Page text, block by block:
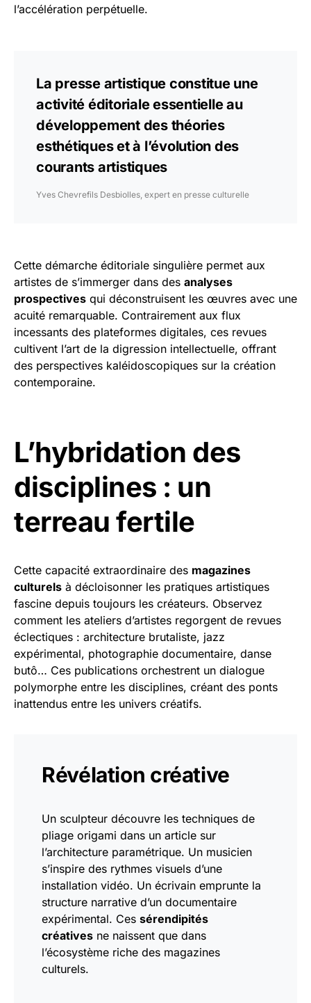
l’accélération perpétuelle.
La presse artistique constitue une
activité éditoriale essentielle au
développement des théories
esthétiques et à l’évolution des
courants artistiques
Yves Chevrefils Desbiolles, expert en presse culturelle
Cette démarche éditoriale singulière permet aux
artistes de s’immerger dans des analyses
prospectives qui déconstruisent les œuvres avec une
acuité remarquable. Contrairement aux flux
incessants des plateformes digitales, ces revues
cultivent l’art de la digression intellectuelle, offrant
des perspectives kaléidoscopiques sur la création
contemporaine.
L’hybridation des
disciplines : un
terreau fertile
Cette capacité extraordinaire des magazines
culturels à décloisonner les pratiques artistiques
fascine depuis toujours les créateurs. Observez
comment les ateliers d’artistes regorgent de revues
éclectiques : architecture brutaliste, jazz
expérimental, photographie documentaire, danse
butô… Ces publications orchestrent un dialogue
polymorphe entre les disciplines, créant des ponts
inattendus entre les univers créatifs.
Révélation créative
Un sculpteur découvre les techniques de
pliage origami dans un article sur
l’architecture paramétrique. Un musicien
s’inspire des rythmes visuels d’une
installation vidéo. Un écrivain emprunte la
structure narrative d’un documentaire
expérimental. Ces sérendipités
créatives ne naissent que dans
l’écosystème riche des magazines
culturels.